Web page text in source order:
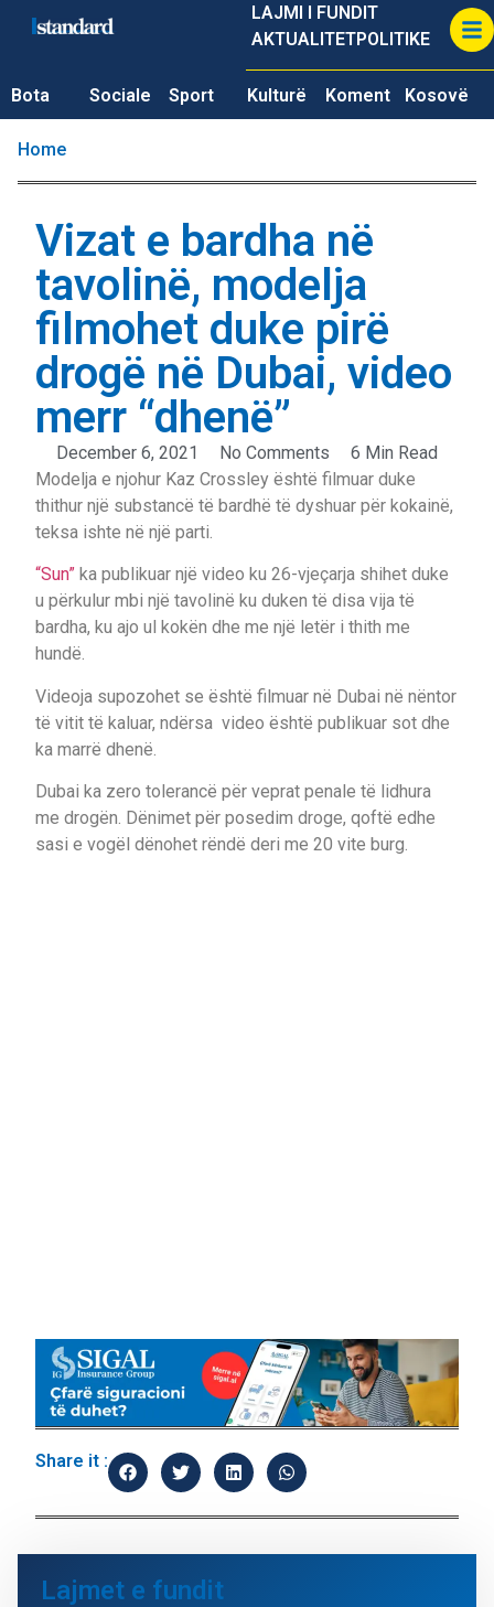
LAJMI I FUNDIT
AKTUALITETPOLITIKE
Bota Sociale Sport Kulturë Koment Kosovë
Home
Vizat e bardha në
tavolinë, modelja
filmohet duke pirë
drogë në Dubai, video
merr “dhenë”
December 6, 2021 No Comments
6 Min Read
Modelja e njohur Kaz Crossley është filmuar duke
thithur një substancë të bardhë të dyshuar për kokainë,
teksa ishte në një parti.
“Sun” ka publikuar një video ku 26-vjeçarja shihet duke
u përkulur mbi një tavolinë ku duken të disa vija të
bardha, ku ajo ul kokën dhe me një letër i thith me
hundë.
Videoja supozohet se është filmuar në Dubai në nëntor
të vitit të kaluar, ndërsa video është publikuar sot dhe
ka marrë dhenë.
Dubai ka zero tolerancë për veprat penale të lidhura
me drogën. Dënimet për posedim droge, qoftë edhe
sasi e vogël dënohet rëndë deri me 20 vite burg.
Share it :
Lajmet e fundit